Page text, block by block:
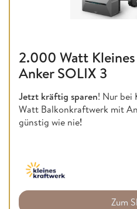
2.000 Watt
Anker SOLIX 3
Jetzt kräftig sparen! Nur bei
Watt Balkonkraftwerk mit
günstig wie nie!
Zum